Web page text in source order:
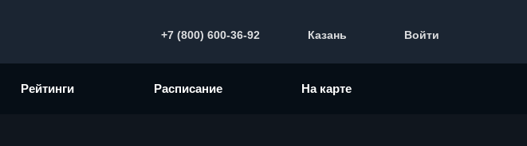
+7 (800) 600-36-92 Казань Войти
Рейтинги Расписание На карте